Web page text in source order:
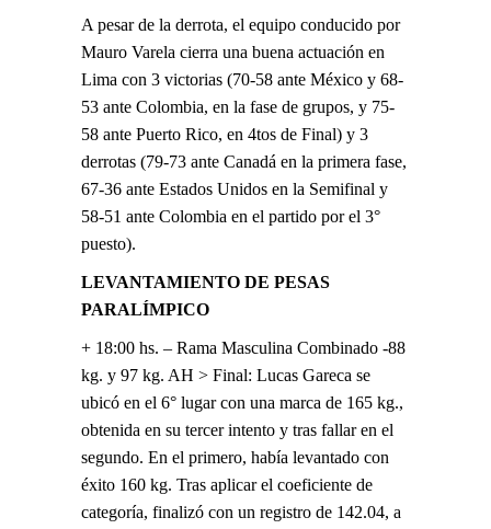
A pesar de la derrota, el equipo conducido por
Mauro Varela cierra una buena actuación en
Lima con 3 victorias (70-58 ante México y 68-
53 ante Colombia, en la fase de grupos, y 75-
58 ante Puerto Rico, en 4tos de Final) y 3
derrotas (79-73 ante Canadá en la primera fase,
67-36 ante Estados Unidos en la Semifinal y
58-51 ante Colombia en el partido por el 3°
puesto).
LEVANTAMIENTO DE PESAS
PARALÍMPICO
+ 18:00 hs. – Rama Masculina Combinado -88
kg. y 97 kg. AH > Final: Lucas Gareca se
ubicó en el 6° lugar con una marca de 165 kg.,
obtenida en su tercer intento y tras fallar en el
segundo. En el primero, había levantado con
éxito 160 kg. Tras aplicar el coeficiente de
categoría, finalizó con un registro de 142.04, a